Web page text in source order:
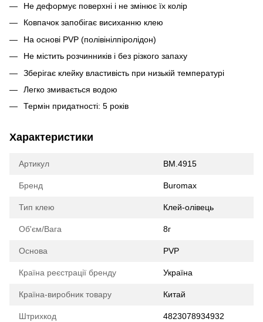
Не деформує поверхні і не змінює їх колір
Ковпачок запобігає висиханню клею
На основі PVР (полівінілпіролідон)
Не містить розчинників і без різкого запаху
Зберігає клейку властивість при низькій температурі
Легко змивається водою
Термін придатності: 5 років
Характеристики
Артикул BM.4915
Бренд Buromax
Тип клею Клей-олівець
Об'єм/Вага 8г
Основа PVP
Країна реєстрації бренду Україна
Країна-виробник товару Китай
Штрихкод 4823078934932